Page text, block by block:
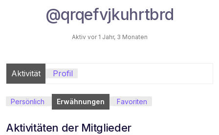
@qrqefvjkuhrtbrd
Aktiv vor 1 Jahr, 3 Monaten
Aktivität Profil
Persönlich Erwähnungen Favoriten
Aktivitäten der Mitglieder